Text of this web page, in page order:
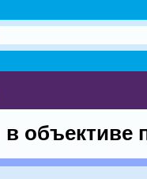
объективе